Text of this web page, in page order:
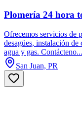
Plomería 24 hora
Ofrecemos servicios de
desagües, instalación de
agua y gas. Contácteno...
San Juan, PR